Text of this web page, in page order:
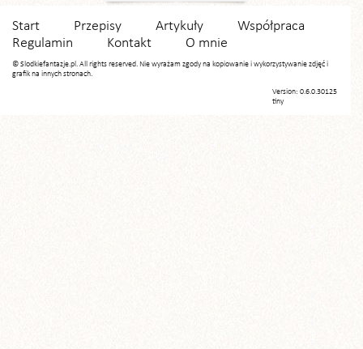
Start Przepisy Artykuły
Współpraca
Regulamin
Kontakt O mnie
© Slodkiefantazje.pl. All rights reserved. Nie wyrażam zgody na kopiowanie i wykorzystywanie zdjęć i
grafik na innych stronach.
Version: 0.6.0.30125
tiny